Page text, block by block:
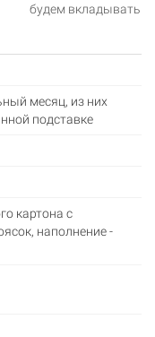
будем вкладывать
месяц, из них
подставке
картона с
наполнение -